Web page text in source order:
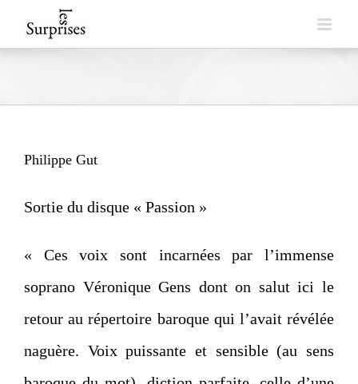
to
Philippe Gut
Sortie du disque « Passion »
« Ces voix sont incarnées par l’immense
soprano Véronique Gens dont on salut ici le
retour au répertoire baroque qui l’avait révélée
naguère. Voix puissante et sensible (au sens